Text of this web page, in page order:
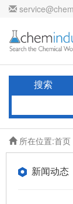
搜索
所在位置:首页
新闻动态